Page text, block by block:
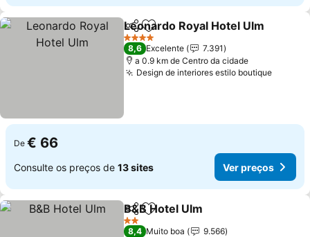
PartilharAdicionar aos favoritos
Leonardo Royal Hotel Ulm
4 Estrelas
8,6 Excelente
7.391
a 0.9 km de Centro da cidade
Design de interiores estilo boutique
De € 66
Consulte os preços de 13 sites Ver preços
PartilharAdicionar aos favoritos
B&B Hotel Ulm
2 Estrelas
8,4 Muito boa
9.566